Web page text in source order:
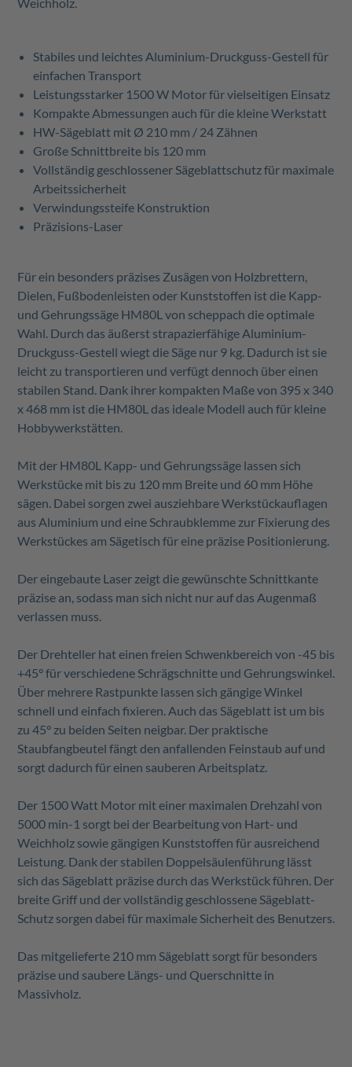
Stabiles und leichtes Aluminium-Druckguss-Gestell für
einfachen Transport
Leistungsstarker 1500 W Motor für vielseitigen Einsatz
Kompakte Abmessungen auch für die kleine Werkstatt
HW-Sägeblatt mit Ø 210 mm / 24 Zähnen
Große Schnittbreite bis 120 mm
Vollständig geschlossener Sägeblattschutz für maximale
Arbeitssicherheit
Verwindungssteife Konstruktion
Präzisions-Laser
Für ein besonders präzises Zusägen von Holzbrettern,
Dielen, Fußbodenleisten oder Kunststoffen ist die Kapp-
und Gehrungssäge HM80L von scheppach die optimale
Wahl. Durch das äußerst strapazierfähige Aluminium-
Druckguss-Gestell wiegt die Säge nur 9 kg. Dadurch ist sie
leicht zu transportieren und verfügt dennoch über einen
stabilen Stand. Dank ihrer kompakten Maße von 395 x 340
x 468 mm ist die HM80L das ideale Modell auch für kleine
Hobbywerkstätten.
Mit der HM80L Kapp- und Gehrungssäge lassen sich
Werkstücke mit bis zu 120 mm Breite und 60 mm Höhe
sägen. Dabei sorgen zwei ausziehbare Werkstückauflagen
aus Aluminium und eine Schraubklemme zur Fixierung des
Werkstückes am Sägetisch für eine präzise Positionierung.
Der eingebaute Laser zeigt die gewünschte Schnittkante
präzise an, sodass man sich nicht nur auf das Augenmaß
verlassen muss.
Der Drehteller hat einen freien Schwenkbereich von -45 bis
+45° für verschiedene Schrägschnitte und Gehrungswinkel.
Über mehrere Rastpunkte lassen sich gängige Winkel
schnell und einfach fixieren. Auch das Sägeblatt ist um bis
zu 45° zu beiden Seiten neigbar. Der praktische
Staubfangbeutel fängt den anfallenden Feinstaub auf und
sorgt dadurch für einen sauberen Arbeitsplatz.
Der 1500 Watt Motor mit einer maximalen Drehzahl von
5000 min-1 sorgt bei der Bearbeitung von Hart- und
Weichholz sowie gängigen Kunststoffen für ausreichend
Leistung. Dank der stabilen Doppelsäulenführung lässt
sich das Sägeblatt präzise durch das Werkstück führen. Der
breite Griff und der vollständig geschlossene Sägeblatt-
Schutz sorgen dabei für maximale Sicherheit des Benutzers.
Das mitgelieferte 210 mm Sägeblatt sorgt für besonders
präzise und saubere Längs- und Querschnitte in
Massivholz.